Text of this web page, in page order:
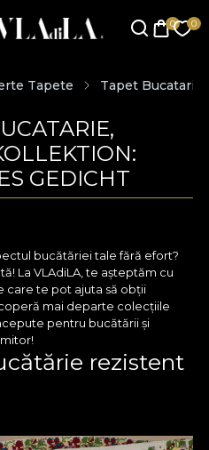
Tapete Tapet Bucatarie
GEDICHT
bucătăriei tale fără efort?
La VLAdiLA, te așteptăm cu
te pot ajuta să obții
mai departe colecțiile
pentru bucătării și
rezistent
și ușor de întreținut. Tapetele